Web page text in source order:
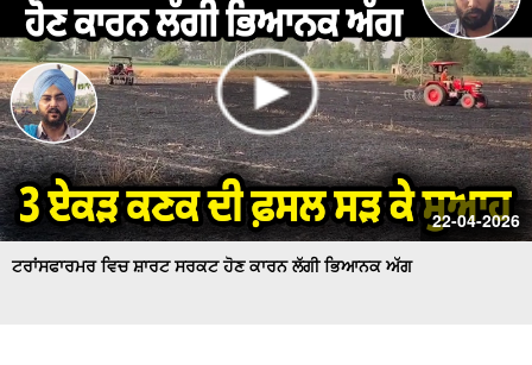
22-04-2026
ਟਰਾਂਸਫਾਰਮਰ ਵਿਚ ਸ਼ਾਰਟ ਸਰਕਟ ਹੋਣ ਕਾਰਨ ਲੱਗੀ ਭਿਆਨਕ ਅੱਗ